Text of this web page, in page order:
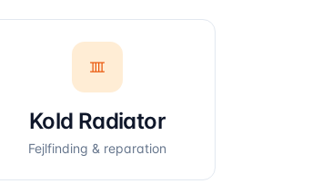
Kold Radiator
Fejlfinding & reparation